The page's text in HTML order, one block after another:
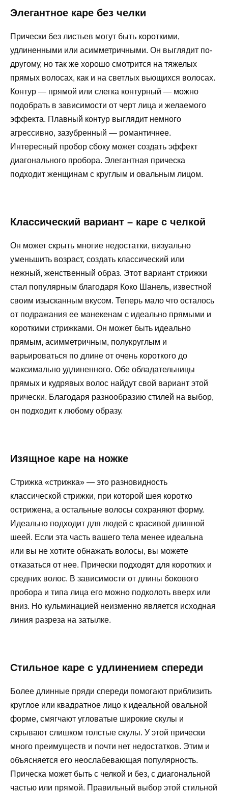
Элегантное каре без челки
Прически без листьев могут быть короткими,
удлиненными или асимметричными. Он выглядит по-
другому, но так же хорошо смотрится на тяжелых
прямых волосах, как и на светлых вьющихся волосах.
Контур — прямой или слегка контурный — можно
подобрать в зависимости от черт лица и желаемого
эффекта. Плавный контур выглядит немного
агрессивно, зазубренный — романтичнее.
Интересный пробор сбоку может создать эффект
диагонального пробора. Элегантная прическа
подходит женщинам с круглым и овальным лицом.
Классический вариант – каре с челкой
Он может скрыть многие недостатки, визуально
уменьшить возраст, создать классический или
нежный, женственный образ. Этот вариант стрижки
стал популярным благодаря Коко Шанель, известной
своим изысканным вкусом. Теперь мало что осталось
от подражания ее манекенам с идеально прямыми и
короткими стрижками. Он может быть идеально
прямым, асимметричным, полукруглым и
варьироваться по длине от очень короткого до
максимально удлиненного. Обе обладательницы
прямых и кудрявых волос найдут свой вариант этой
прически. Благодаря разнообразию стилей на выбор,
он подходит к любому образу.
Изящное каре на ножке
Стрижка «стрижка» — это разновидность
классической стрижки, при которой шея коротко
острижена, а остальные волосы сохраняют форму.
Идеально подходит для людей с красивой длинной
шеей. Если эта часть вашего тела менее идеальна
или вы не хотите обнажать волосы, вы можете
отказаться от нее. Прически подходят для коротких и
средних волос. В зависимости от длины бокового
пробора и типа лица его можно подколоть вверх или
вниз. Но кульминацией неизменно является исходная
линия разреза на затылке.
Стильное каре с удлинением спереди
Более длинные пряди спереди помогают приблизить
круглое или квадратное лицо к идеальной овальной
форме, смягчают угловатые широкие скулы и
скрывают слишком толстые скулы. У этой прически
много преимуществ и почти нет недостатков. Этим и
объясняется его неослабевающая популярность.
Прическа может быть с челкой и без, с диагональной
частью или прямой. Правильный выбор этой стильной